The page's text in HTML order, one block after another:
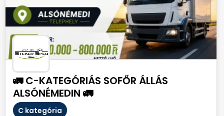
🚛 C-KATEGÓRIÁS SOFŐR ÁLLÁS
ALSÓNÉMEDIN 🚛
C kategória